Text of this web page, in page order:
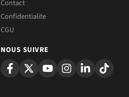
Contact
Confidentialite
CGU
NOUS SUIVRE